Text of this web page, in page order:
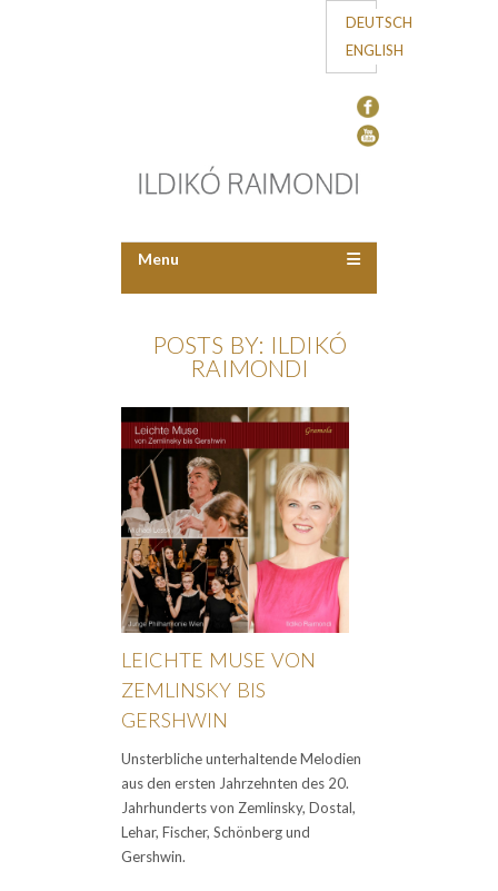
DEUTSCH
ENGLISH
Menu
POSTS BY: ILDIKÓ
RAIMONDI
LEICHTE MUSE VON
ZEMLINSKY BIS
GERSHWIN
Unsterbliche unterhaltende Melodien
aus den ersten Jahrzehnten des 20.
Jahrhunderts von Zemlinsky, Dostal,
Lehar, Fischer, Schönberg und
Gershwin.